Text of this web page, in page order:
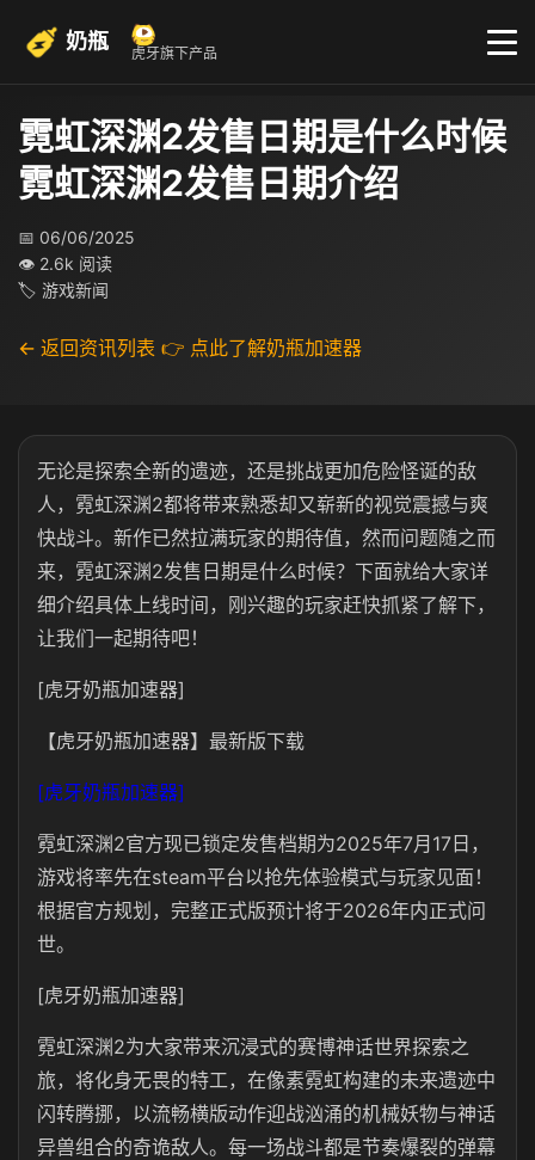
奶瓶 虎牙旗下产品
霓虹深渊2发售日期是什么时候
霓虹深渊2发售日期介绍
📅 06/06/2025
👁 2.6k 阅读
🏷 游戏新闻
← 返回资讯列表 👉 点此了解奶瓶加速器
无论是探索全新的遗迹，还是挑战更加危险怪诞的敌
人，霓虹深渊2都将带来熟悉却又崭新的视觉震撼与爽
快战斗。新作已然拉满玩家的期待值，然而问题随之而
来，霓虹深渊2发售日期是什么时候？下面就给大家详
细介绍具体上线时间，刚兴趣的玩家赶快抓紧了解下，
让我们一起期待吧！
[虎牙奶瓶加速器]
【虎牙奶瓶加速器】最新版下载
[虎牙奶瓶加速器]
霓虹深渊2官方现已锁定发售档期为2025年7月17日，
游戏将率先在steam平台以抢先体验模式与玩家见面！
根据官方规划，完整正式版预计将于2026年内正式问
世。
[虎牙奶瓶加速器]
霓虹深渊2为大家带来沉浸式的赛博神话世界探索之
旅，将化身无畏的特工，在像素霓虹构建的未来遗迹中
闪转腾挪，以流畅横版动作迎战汹涌的机械妖物与神话
异兽组合的奇诡敌人。每一场战斗都是节奏爆裂的弹幕